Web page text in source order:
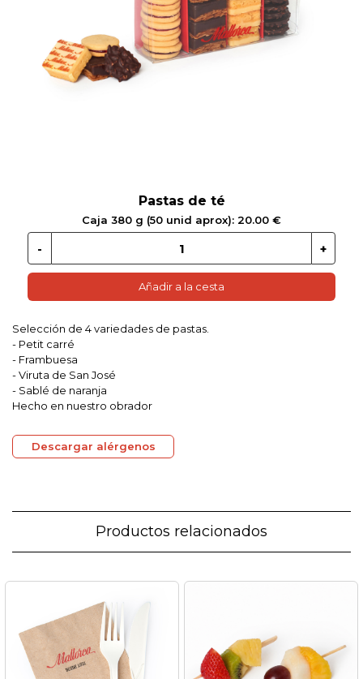
Pastas de té
Caja 380 g (50 unid aprox): 20.00 €
Añadir a la cesta
Selección de 4 variedades de pastas.
- Petit carré
- Frambuesa
- Viruta de San José
- Sablé de naranja
Hecho en nuestro obrador
Descargar alérgenos
Productos relacionados